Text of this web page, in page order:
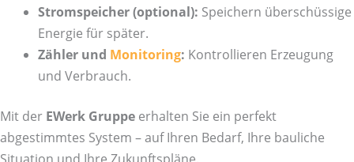
Stromspeicher (optional): Speichern überschüssige
Energie für später.
Zähler und Monitoring: Kontrollieren Erzeugung
und Verbrauch.
Mit der EWerk Gruppe erhalten Sie ein perfekt
abgestimmtes System – auf Ihren Bedarf, Ihre bauliche
Situation und Ihre Zukunftspläne.